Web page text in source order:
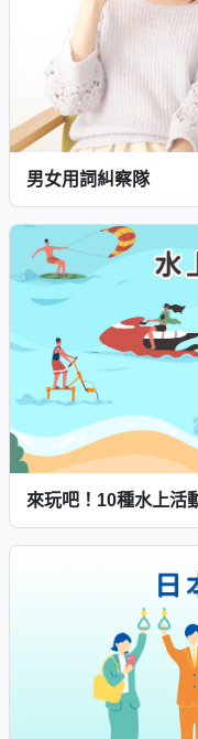
男女用詞糾察隊
來玩吧！10種水上活